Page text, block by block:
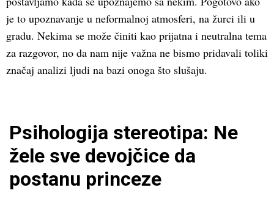
je to upoznavanje u neformalnoj atmosferi, na žurci ili u
gradu. Nekima se može činiti kao prijatna i neutralna tema
za razgovor, no da nam nije važna ne bismo pridavali toliki
značaj analizi ljudi na bazi onoga što slušaju.
Psihologija stereotipa: Ne
žele sve devojčice da
postanu princeze